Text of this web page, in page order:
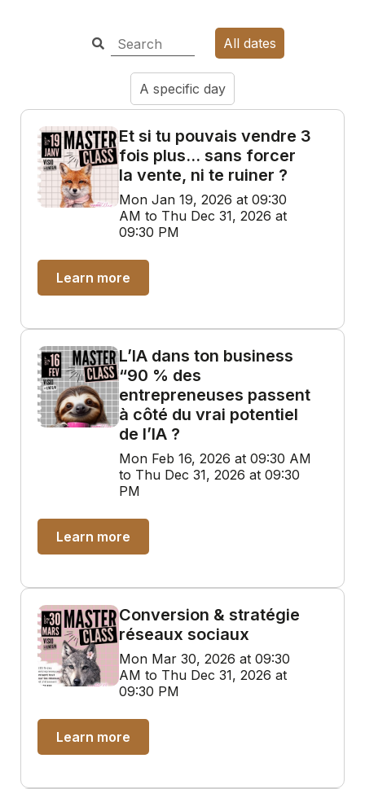
All dates
A specific day
Et si tu pouvais vendre 3
fois plus… sans forcer
la vente, ni te ruiner ?
Mon Jan 19, 2026 at 09:30
AM to Thu Dec 31, 2026 at
09:30 PM
Learn more
L’IA dans ton business
“90 % des
entrepreneuses passent
à côté du vrai potentiel
de l’IA ?
Mon Feb 16, 2026 at 09:30 AM
to Thu Dec 31, 2026 at 09:30
PM
Learn more
Conversion & stratégie
réseaux sociaux
Mon Mar 30, 2026 at 09:30
AM to Thu Dec 31, 2026 at
09:30 PM
Learn more